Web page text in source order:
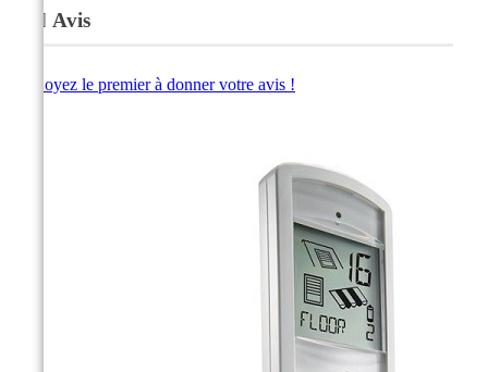
Avis
Soyez le premier à donner votre avis !